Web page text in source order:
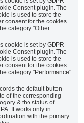
Consent plugin. The
is used to store the
consent for the cookies
category "Other.
cookie is set by GDPR
Consent plugin. The
is used to store the
consent for the cookies
category "Performance".
the default button
of the corresponding
& the status of
It works only in
with the primary